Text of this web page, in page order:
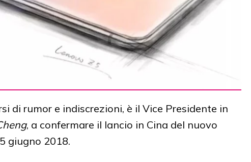
di rumor e indiscrezioni, è il Vice Presidente in
, a confermare il lancio in Cina del nuovo
giugno 2018.